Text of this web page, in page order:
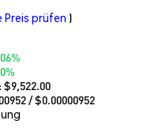
Preis prüfen )
$9,522.00
/ $0.00000952